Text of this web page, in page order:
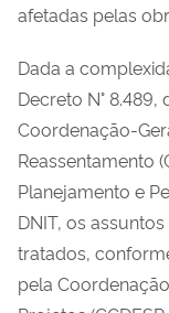
afetadas pelas
Dada a
Decreto N°
Coordenação-
Reassentamento
Planejamento e
DNIT, os
tratados,
pela